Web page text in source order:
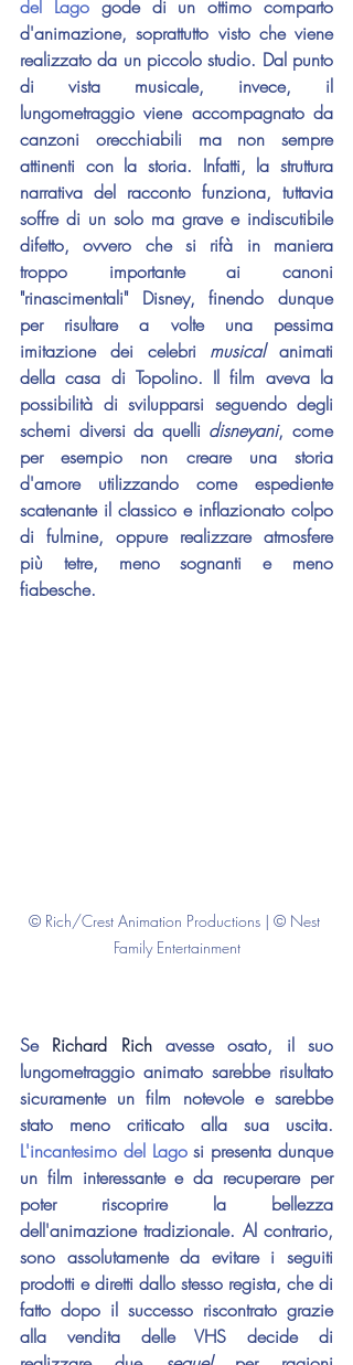
del Lago gode di un ottimo comparto
d'animazione, soprattutto visto che viene
realizzato da un piccolo studio. Dal punto
di vista musicale, invece, il
lungometraggio viene accompagnato da
canzoni orecchiabili ma non sempre
attinenti con la storia. Infatti, la struttura
narrativa del racconto funziona, tuttavia
soffre di un solo ma grave e indiscutibile
difetto, ovvero che si rifà in maniera
troppo importante ai canoni
"rinascimentali" Disney, finendo dunque
per risultare a volte una pessima
imitazione dei celebri musical animati
della casa di Topolino. Il film aveva la
possibilità di svilupparsi seguendo degli
schemi diversi da quelli disneyani, come
per esempio non creare una storia
d'amore utilizzando come espediente
scatenante il classico e inflazionato colpo
di fulmine, oppure realizzare atmosfere
più tetre, meno sognanti e meno
fiabesche.
© Rich/Crest Animation Productions | © Nest
Family Entertainment
Se Richard Rich avesse osato, il suo
lungometraggio animato sarebbe risultato
sicuramente un film notevole e sarebbe
L'incantesimo del Lago si presenta dunque
un film interessante e da recuperare per
poter riscoprire la bellezza
dell'animazione tradizionale. Al contrario,
sono assolutamente da evitare i seguiti
prodotti e diretti dallo stesso regista, che di
fatto dopo il successo riscontrato grazie
alla vendita delle VHS decide di